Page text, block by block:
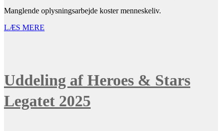
Manglende oplysningsarbejde koster menneskeliv.
LÆS MERE
Uddeling af Heroes & Stars
Legatet 2025